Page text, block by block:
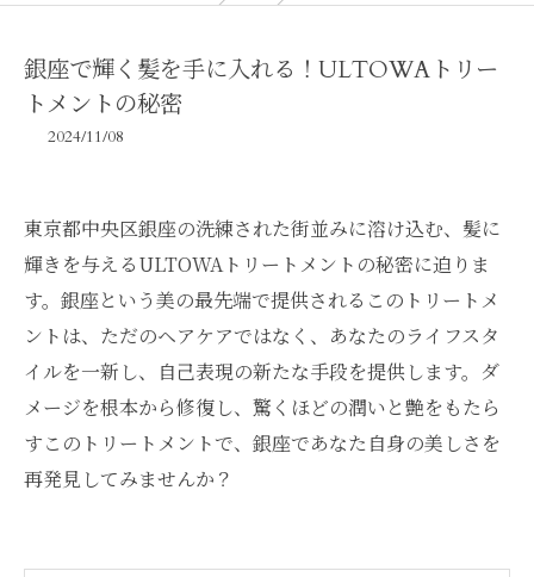
銀座で輝く髪を手に入れる！ULTOWAトリー
トメントの秘密
2024/11/08
東京都中央区銀座の洗練された街並みに溶け込む、髪に
輝きを与えるULTOWAトリートメントの秘密に迫りま
す。銀座という美の最先端で提供されるこのトリートメ
ントは、ただのヘアケアではなく、あなたのライフスタ
イルを一新し、自己表現の新たな手段を提供します。ダ
メージを根本から修復し、驚くほどの潤いと艶をもたら
すこのトリートメントで、銀座であなた自身の美しさを
再発見してみませんか？